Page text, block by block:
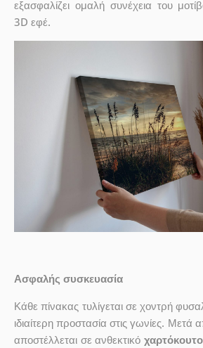
εξασφαλίζει ομαλή συνέχεια του
3D εφέ.
Ασφαλής συσκευασία
Κάθε πίνακας τυλίγεται σε χοντρή
ιδιαίτερη προστασία στις γωνίες. Μετά
αποστέλλεται σε ανθεκτικό χαρτόκουτο